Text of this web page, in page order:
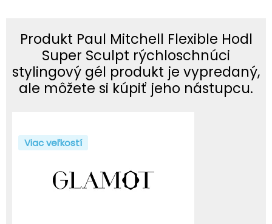
Produkt Paul Mitchell Flexible Hodl
Super Sculpt rýchloschnúci
stylingový gél produkt je vypredaný,
ale môžete si kúpiť jeho nástupcu.
Viac veľkostí